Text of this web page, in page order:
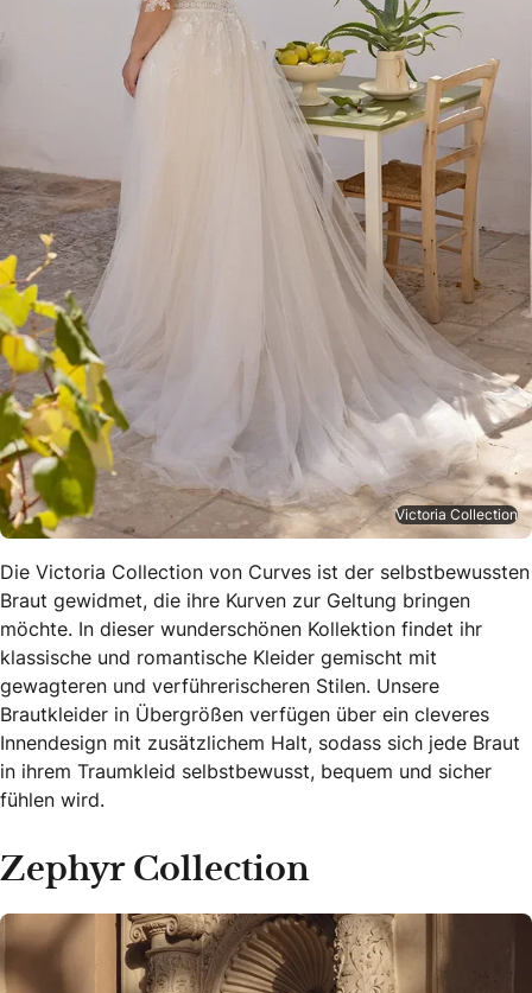
Victoria Collection
Die Victoria Collection von Curves ist der selbstbewussten
Braut gewidmet, die ihre Kurven zur Geltung bringen
möchte. In dieser wunderschönen Kollektion findet ihr
klassische und romantische Kleider gemischt mit
gewagteren und verführerischeren Stilen. Unsere
Brautkleider in Übergrößen verfügen über ein cleveres
Innendesign mit zusätzlichem Halt, sodass sich jede Braut
in ihrem Traumkleid selbstbewusst, bequem und sicher
fühlen wird.
Zephyr Collection